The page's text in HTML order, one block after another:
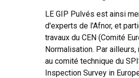
LE GIP Pulvés est ainsi
d'experts de l'Afnor, et
travaux du CEN (Comité
Normalisation. Par
au comité technique du
Inspection Survey in